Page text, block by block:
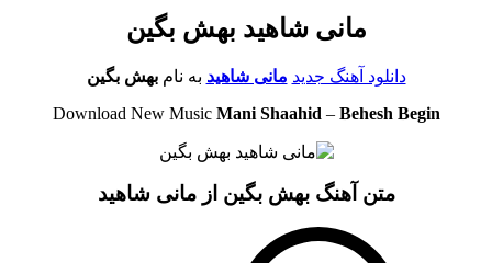
مانی شاهید بهش بگین
دانلود آهنگ جدید مانی شاهید به نامبهش بگین
Download New Music Mani Shaahid – Behesh Begin
متن آهنگ بهش بگین از مانی شاهید